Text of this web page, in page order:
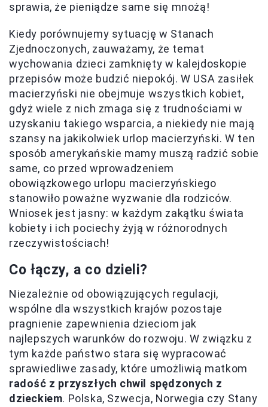
sprawia, że pieniądze same się mnożą!
Kiedy porównujemy sytuację w Stanach
Zjednoczonych, zauważamy, że temat
wychowania dzieci zamknięty w kalejdoskopie
przepisów może budzić niepokój. W USA zasiłek
macierzyński nie obejmuje wszystkich kobiet,
gdyż wiele z nich zmaga się z trudnościami w
uzyskaniu takiego wsparcia, a niekiedy nie mają
szansy na jakikolwiek urlop macierzyński. W ten
sposób amerykańskie mamy muszą radzić sobie
same, co przed wprowadzeniem
obowiązkowego urlopu macierzyńskiego
stanowiło poważne wyzwanie dla rodziców.
Wniosek jest jasny: w każdym zakątku świata
kobiety i ich pociechy żyją w różnorodnych
rzeczywistościach!
Co łączy, a co dzieli?
Niezależnie od obowiązujących regulacji,
wspólne dla wszystkich krajów pozostaje
pragnienie zapewnienia dzieciom jak
najlepszych warunków do rozwoju. W związku z
tym każde państwo stara się wypracować
sprawiedliwe zasady, które umożliwią matkom
radość z przyszłych chwil spędzonych z
dzieckiem. Polska, Szwecja, Norwegia czy Stany